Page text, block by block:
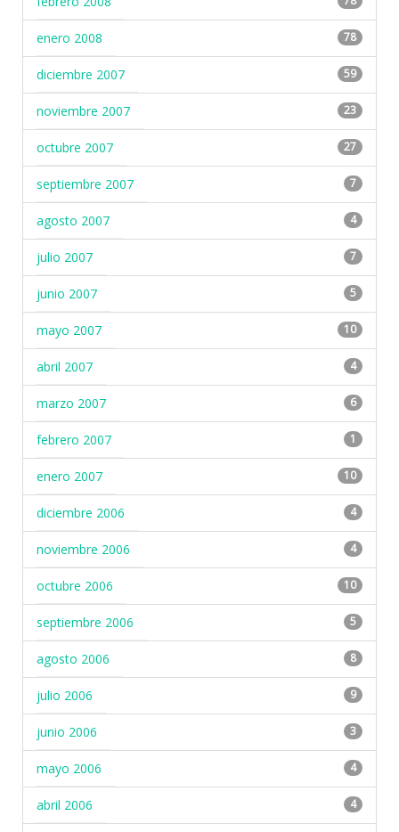
enero 2008 78
diciembre 2007 59
noviembre 2007 23
octubre 2007 27
septiembre 2007 7
agosto 2007 4
julio 2007 7
junio 2007 5
mayo 2007 10
abril 2007 4
marzo 2007 6
febrero 2007 1
enero 2007 10
diciembre 2006 4
noviembre 2006 4
octubre 2006 10
septiembre 2006 5
agosto 2006 8
julio 2006 9
junio 2006 3
mayo 2006 4
abril 2006 4